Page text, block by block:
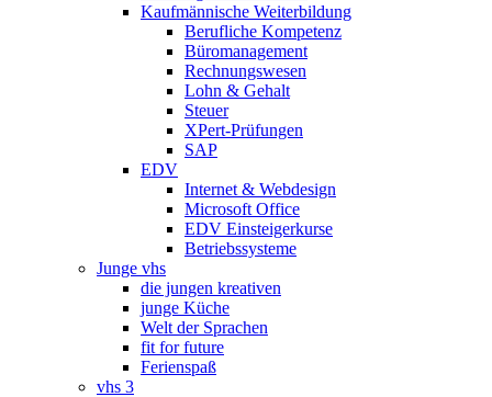
Kaufmännische Weiterbildung
Berufliche Kompetenz
Büromanagement
Rechnungswesen
Lohn & Gehalt
Steuer
XPert-Prüfungen
SAP
EDV
Internet & Webdesign
Microsoft Office
EDV Einsteigerkurse
Betriebssysteme
Junge vhs
die jungen kreativen
junge Küche
Welt der Sprachen
fit for future
Ferienspaß
vhs 3